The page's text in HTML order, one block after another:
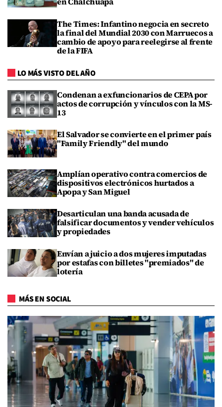
The Times: Infantino negocia en secreto
la final del Mundial 2030 con Marruecos a
cambio de apoyo para reelegirse al frente
de la FIFA
LO MÁS VISTO DEL AÑO
Condenan a exfuncionarios de CEPA por
actos de corrupción y vínculos con la MS-
13
El Salvador se convierte en el primer país
"Family Friendly" del mundo
Amplían operativo contra comercios de
dispositivos electrónicos hurtados a
Apopa y San Miguel
Desarticulan una banda acusada de
falsificar documentos y vender vehículos
y propiedades
Envían a juicio a dos mujeres imputadas
por estafas con billetes "premiados" de
lotería
MÁS EN SOCIAL